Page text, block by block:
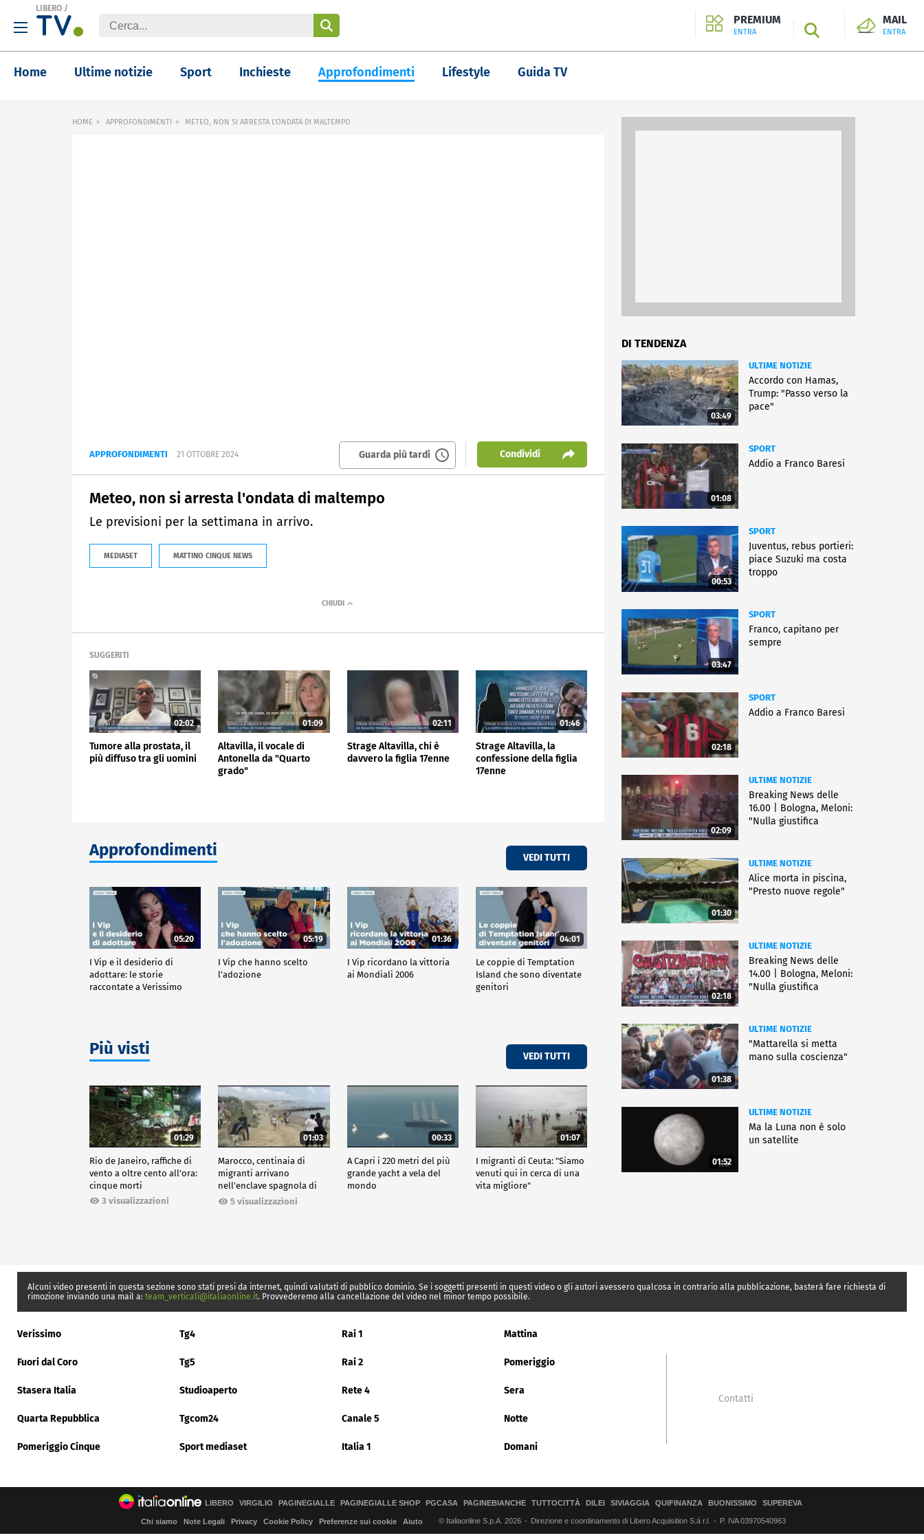
LIBERO /
PREMIUM
ENTRA SEARCH
MAIL
ENTRA
Home Ultime notizie Sport Inchieste Approfondimenti Lifestyle Guida TV
HOME APPROFONDIMENTI METEO, NON SI ARRESTA L'ONDATA DI MALTEMPO
APPROFONDIMENTI 21 OTTOBRE 2024 Guarda più tardi Condividi
Meteo, non si arresta l'ondata di maltempo
Le previsioni per la settimana in arrivo.
MEDIASET MATTINO CINQUE NEWS
SUGGERITI
02:02
Tumore alla prostata, il
più diffuso tra gli uomini
01:09
Altavilla, il vocale di
Antonella da "Quarto
grado"
02:11
Strage Altavilla, chi è
davvero la figlia 17enne
01:46
Strage Altavilla, la
confessione della figlia
17enne
Approfondimenti VEDI TUTTI
05:20
I Vip e il desiderio di
adottare: le storie
raccontate a Verissimo
05:19
I Vip che hanno scelto
l'adozione
01:36
I Vip ricordano la vittoria
ai Mondiali 2006
04:01
Le coppie di Temptation
Island che sono diventate
genitori
Più visti VEDI TUTTI
01:29
Rio de Janeiro, raffiche di
vento a oltre cento all'ora:
cinque morti
3 visualizzazioni
01:03
Marocco, centinaia di
migranti arrivano
nell'enclave spagnola di
Ceuta5 visualizzazioni
00:33
A Capri i 220 metri del più
grande yacht a vela del
mondo
01:07
I migranti di Ceuta: "Siamo
venuti qui in cerca di una
vita migliore"
DI TENDENZA
03:49
ULTIME NOTIZIE
Accordo con Hamas,
Trump: "Passo verso la
pace"
01:08
SPORT
Addio a Franco Baresi
00:53
SPORT
Juventus, rebus portieri:
piace Suzuki ma costa
troppo
03:47
SPORT
Franco, capitano per
sempre
02:18
SPORT
Addio a Franco Baresi
02:09
ULTIME NOTIZIE
Breaking News delle
16.00 | Bologna, Meloni:
"Nulla giustifica
01:30
ULTIME NOTIZIE
Alice morta in piscina,
"Presto nuove regole"
02:18
ULTIME NOTIZIE
Breaking News delle
14.00 | Bologna, Meloni:
"Nulla giustifica
01:38
ULTIME NOTIZIE
"Mattarella si metta
mano sulla coscienza"
01:52
ULTIME NOTIZIE
Ma la Luna non è solo
un satellite
Alcuni video presenti in questa sezione sono stati presi da internet, quindi valutati di pubblico dominio. Se i soggetti presenti in questi video o gli autori avessero qualcosa in contrario alla pubblicazione, basterà fare richiesta di
rimozione inviando una mail a: team_verticali@italiaonline.it. Provvederemo alla cancellazione del video nel minor tempo possibile.
Verissimo Tg4 Rai 1 Mattina
Fuori dal Coro Tg5 Rai 2 Pomeriggio
Stasera Italia Studioaperto Rete 4 Sera
Quarta Repubblica Tgcom24 Canale 5 Notte
Pomeriggio Cinque Sport mediaset Italia 1 Domani
Contatti
LIBERO VIRGILIO PAGINEGIALLE PAGINEGIALLE SHOP PGCASA PAGINEBIANCHE TUTTOCITTÀ DILEI SIVIAGGIA QUIFINANZA BUONISSIMO SUPEREVA
Chi siamo Note Legali Privacy Cookie Policy Preferenze sui cookie Aiuto © Italiaonline S.p.A. 2026 Direzione e coordinamento di Libero Acquisition S.á r.l. P. IVA 03970540963